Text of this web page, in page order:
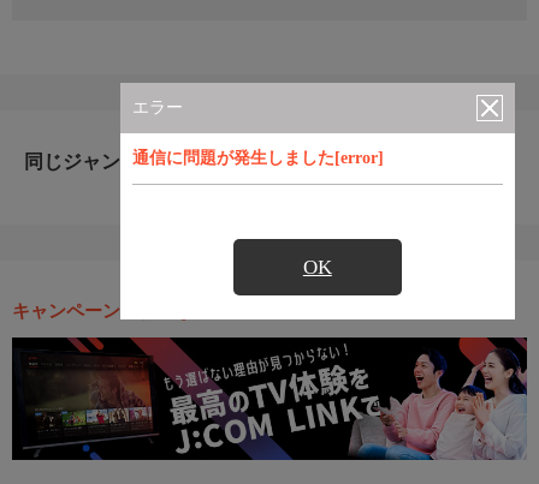
エラー
通信に問題が発生しました[error]
OK
同じジャンルのおすすめ番組
キャンペーン・お得な情報